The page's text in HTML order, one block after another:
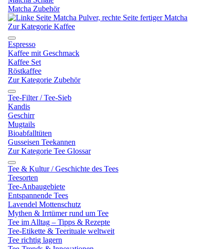
Matcha Zubehör
Zur Kategorie Kaffee
Espresso
Kaffee mit Geschmack
Kaffee Set
Röstkaffee
Zur Kategorie Zubehör
Tee-Filter / Tee-Sieb
Kandis
Geschirr
Mugtails
Bioabfalltüten
Gusseisen Teekannen
Zur Kategorie Tee Glossar
Tee & Kultur / Geschichte des Tees
Teesorten
Tee-Anbaugebiete
Entspannende Tees
Lavendel Mottenschutz
Mythen & Irrtümer rund um Tee
Tee im Alltag – Tipps & Rezepte
Tee-Etikette & Teerituale weltweit
Tee richtig lagern